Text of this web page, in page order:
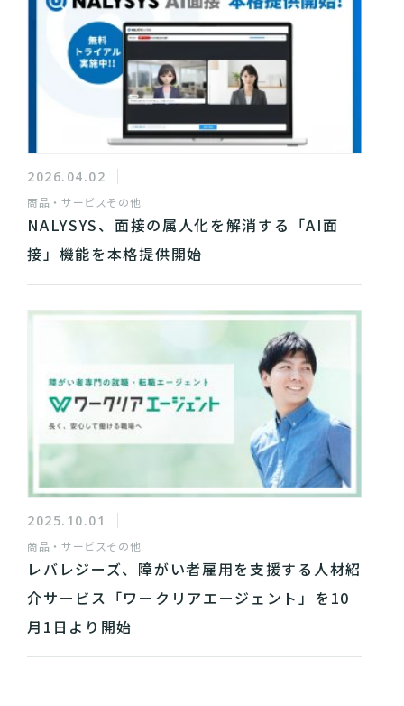
2026.04.02
商品・サービスその他
NALYSYS、面接の属人化を解消する「AI面
接」機能を本格提供開始
2025.10.01
商品・サービスその他
レバレジーズ、障がい者雇用を支援する人材紹
介サービス「ワークリアエージェント」を10
月1日より開始